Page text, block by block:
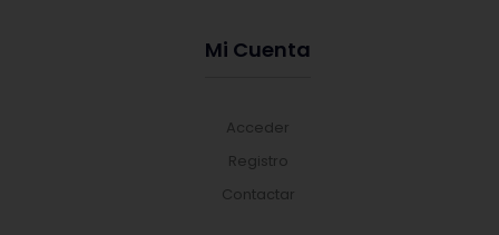
Mi Cuenta
Acceder
Registro
Contactar